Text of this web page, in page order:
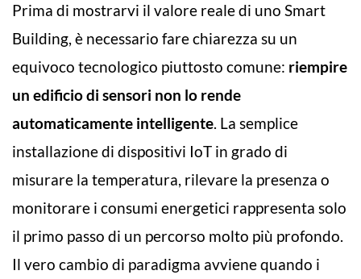
Prima di mostrarvi il valore reale di uno Smart
Building, è necessario fare chiarezza su un
equivoco tecnologico piuttosto comune: riempire
un edificio di sensori non lo rende
automaticamente intelligente. La semplice
installazione di dispositivi IoT in grado di
misurare la temperatura, rilevare la presenza o
monitorare i consumi energetici rappresenta solo
il primo passo di un percorso molto più profondo.
Il vero cambio di paradigma avviene quando i